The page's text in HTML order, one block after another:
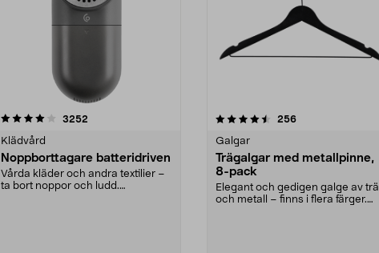
3252
Klädvård
Noppborttagare batteridriven
Vårda kläder och andra textilier –
ta bort noppor och ludd.
4.5av 5 stjärnor 256recensioner
Galgar
Trägalgar med metallpinne,
8-pack
Elegant och gedigen galge av trä
och metall – finns i flera färger.
4.0av 5 stjärnor